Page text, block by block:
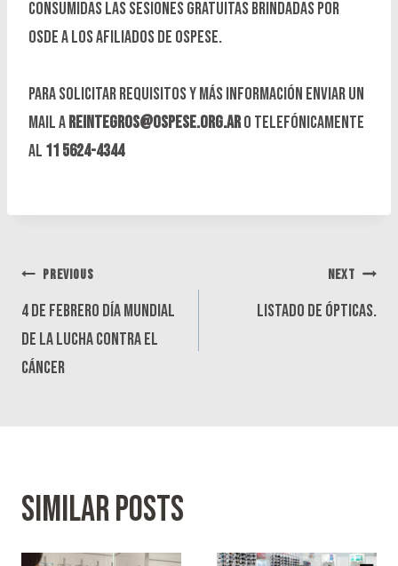
consumidas las sesiones gratuitas brindadas por
OSDE a los afiliados de OSPESE.
Para solicitar requisitos y más información enviar un
mail areintegros@ospese.org.aro telefónicamente
al 11 5624-4344
Navegación
de
entradas
PREVIOUS
4 de febrero día mundial
de la lucha contra el
cáncer
NEXT
Listado de ópticas.
Similar Posts